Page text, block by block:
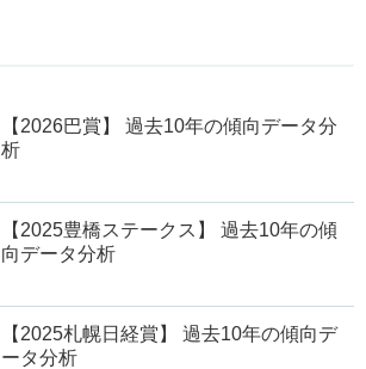
【2026巴賞】 過去10年の傾向データ分
析
【2025豊橋ステークス】 過去10年の傾
向データ分析
【2025札幌日経賞】 過去10年の傾向デ
ータ分析